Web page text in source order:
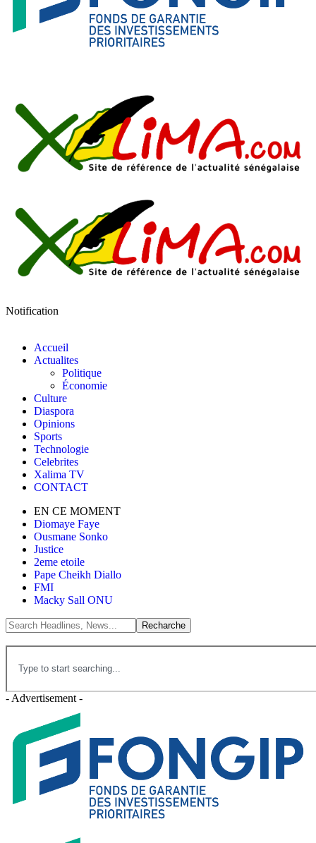
Notification
Accueil
Actualites
Politique
Économie
Culture
Diaspora
Opinions
Sports
Technologie
Celebrites
Xalima TV
CONTACT
EN CE MOMENT
Diomaye Faye
Ousmane Sonko
Justice
2eme etoile
Pape Cheikh Diallo
FMI
Macky Sall ONU
- Advertisement -